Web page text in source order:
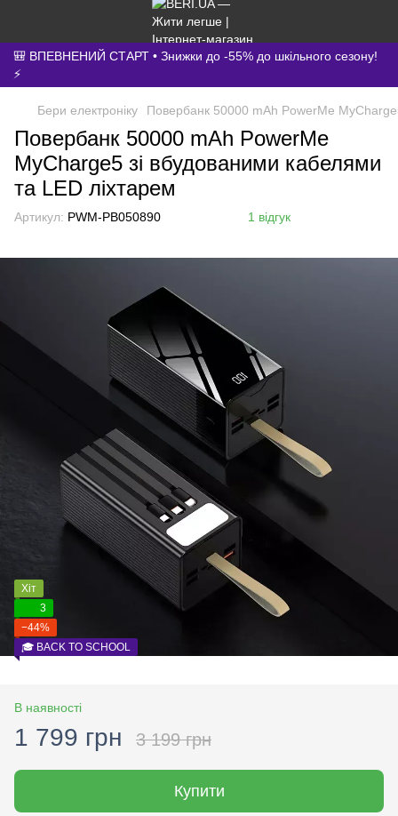
🎒 ВПЕВНЕНИЙ СТАРТ • Знижки до -55% до шкільного сезону!
⚡
Бери електроніку Повербанк 50000 mAh PowerMe
Повербанк 50000 mAh PowerMe
MyCharge5 зі вбудованими кабелями
та LED ліхтарем
Артикул: PWM-PB050890 1 відгук
Хіт
3
−44%
🎓 BACK TO SCHOOL
В наявності
1 799 грн 3 199 грн
Купити